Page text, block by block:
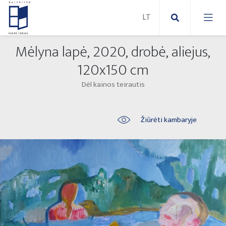
Nauji paveikslai
Abstraktūs paveikslai
Modernūs paveikslai
Paveikslai ant drobės
Paveikslai ant popieriaus
Naujos skulptūros
Liaudies skulptūros
Parodos 2025
Mėlyna lapė, 2020, drobė, aliejus,
120x150 cm
Dėl kainos teirautis
Žiūrėti kambaryje